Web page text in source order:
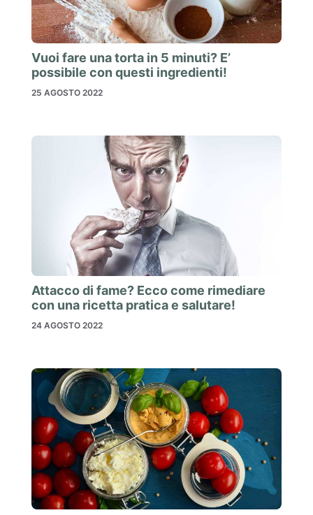
Vuoi fare una torta in 5 minuti? E’
possibile con questi ingredienti!
25 AGOSTO 2022
Attacco di fame? Ecco come rimediare
con una ricetta pratica e salutare!
24 AGOSTO 2022